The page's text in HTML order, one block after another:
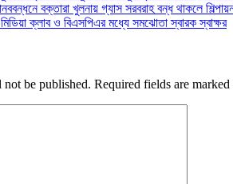
বক্তারা খুলনায় গ্যাস সরবরাহ বন্ধ থাকলে
ক্লাব ও বিএসপিএর মধ্যে সমঝোতা স্বারক স্বাক্ষর
be published. Required fields are marked